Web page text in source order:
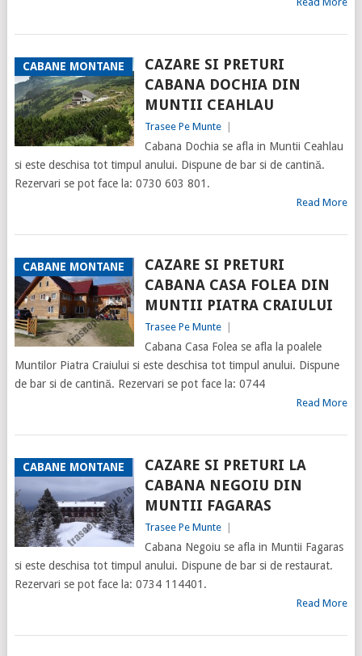
CABANE MONTANE
CAZARE SI PRETURI
CABANA DOCHIA DIN
MUNTII CEAHLAU
Trasee Pe Munte
Cabana Dochia se afla in Muntii Ceahlau
si este deschisa tot timpul anului. Dispune de bar si de cantină.
Rezervari se pot face la: 0730 603 801.
Read More
CABANE MONTANE
CAZARE SI PRETURI
CABANA CASA FOLEA DIN
MUNTII PIATRA CRAIULUI
Trasee Pe Munte
Cabana Casa Folea se afla la poalele
Muntilor Piatra Craiului si este deschisa tot timpul anului. Dispune
de bar si de cantină. Rezervari se pot face la: 0744
Read More
CABANE MONTANE
CAZARE SI PRETURI LA
CABANA NEGOIU DIN
MUNTII FAGARAS
Trasee Pe Munte
Cabana Negoiu se afla in Muntii Fagaras
si este deschisa tot timpul anului. Dispune de bar si de restaurat.
Rezervari se pot face la: 0734 114401.
Read More